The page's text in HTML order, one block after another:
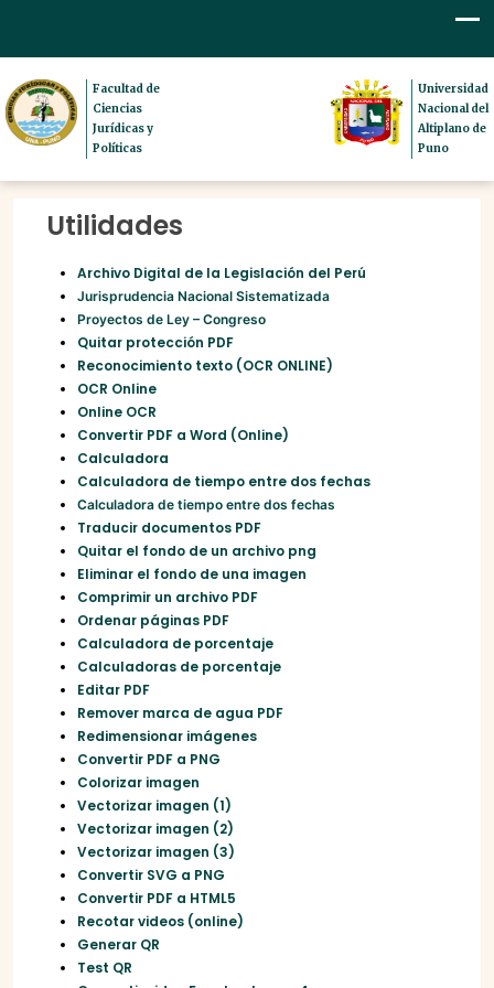
Facultad de
Ciencias
Jurídicas y
Políticas
Universidad
Nacional del
Altiplano de
Puno
Utilidades
Archivo Digital de la Legislación del Perú
Jurisprudencia Nacional Sistematizada
Proyectos de Ley – Congreso
Quitar protección PDF
Reconocimiento texto (OCR ONLINE)
OCR Online
Online OCR
Convertir PDF a Word (Online)
Calculadora
Calculadora de tiempo entre dos fechas
Calculadora de tiempo entre dos fechas
Traducir documentos PDF
Quitar el fondo de un archivo png
Eliminar el fondo de una imagen
Comprimir un archivo PDF
Ordenar páginas PDF
Calculadora de porcentaje
Calculadoras de porcentaje
Editar PDF
Remover marca de agua PDF
Redimensionar imágenes
Convertir PDF a PNG
Colorizar imagen
Vectorizar imagen (1)
Vectorizar imagen (2)
Vectorizar imagen (3)
Convertir SVG a PNG
Convertir PDF a HTML5
Recotar videos (online)
Generar QR
Test QR